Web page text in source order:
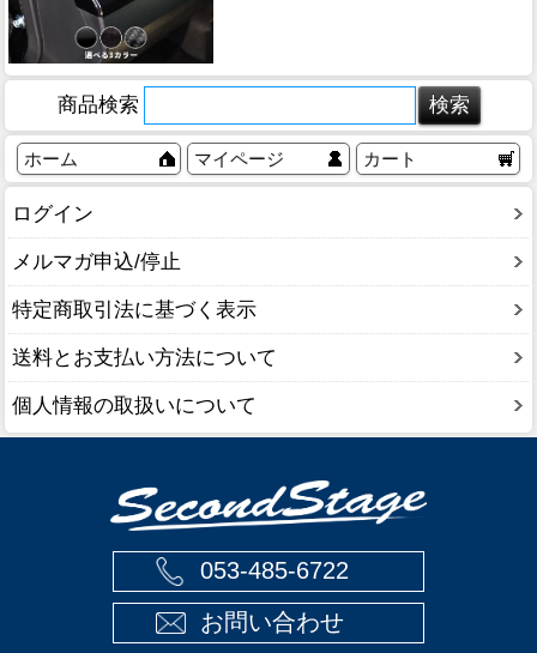
商品検索
ホーム マイページ カート
ログイン
メルマガ申込/停止
特定商取引法に基づく表示
送料とお支払い方法について
個人情報の取扱いについて
053-485-6722
お問い合わせ